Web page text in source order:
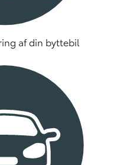
af din byttebil